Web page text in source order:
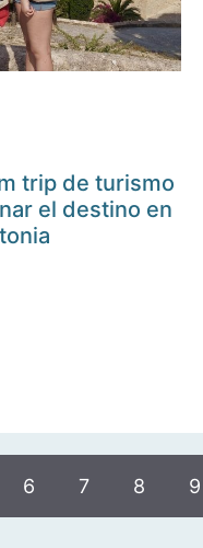
trip de turismo
el destino en
6 7 8 9